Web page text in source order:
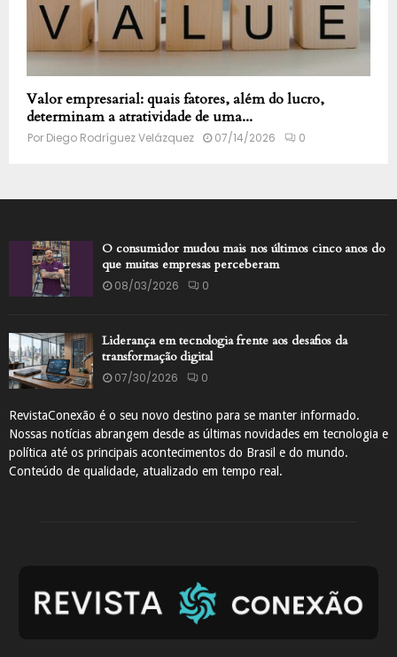
Valor empresarial: quais fatores, além do lucro,
determinam a atratividade de uma...
Por Diego Rodríguez Velázquez 07/14/2026 0
O consumidor mudou mais nos últimos cinco anos do
que muitas empresas perceberam
08/03/2026 0
Liderança em tecnologia frente aos desafios da
transformação digital
07/30/2026 0
RevistaConexão é o seu novo destino para se manter informado.
Nossas notícias abrangem desde as últimas novidades em tecnologia e
política até os principais acontecimentos do Brasil e do mundo.
Conteúdo de qualidade, atualizado em tempo real.